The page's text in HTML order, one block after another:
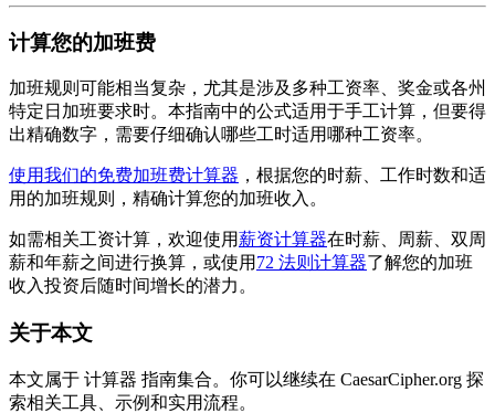
计算您的加班费
加班规则可能相当复杂，尤其是涉及多种工资率、奖金或各州
特定日加班要求时。本指南中的公式适用于手工计算，但要得
出精确数字，需要仔细确认哪些工时适用哪种工资率。
使用我们的免费加班费计算器 ，根据您的时薪、工作时数和适
用的加班规则，精确计算您的加班收入。
如需相关工资计算，欢迎使用薪资计算器在时薪、周薪、双周
薪和年薪之间进行换算，或使用 72 法则计算器了解您的加班
收入投资后随时间增长的潜力。
关于本文
本文属于 计算器 指南集合。你可以继续在 CaesarCipher.org 探
索相关工具、示例和实用流程。